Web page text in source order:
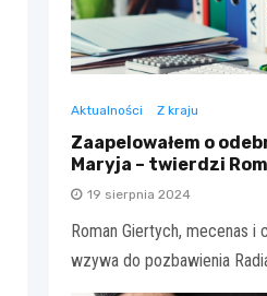
Aktualności Z kraju
Zaapelowałem o
Maryja – twierdzi
19 sierpnia 2024
Roman Giertych, mecenas i
wzywa do pozbawienia